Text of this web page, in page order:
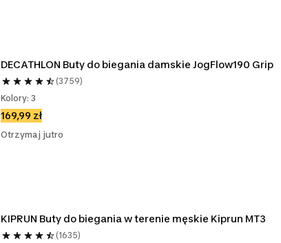
DECATHLON Buty do biegania damskie JogFlow190 Grip
(3759)
Kolory: 3
169,99 zł
Otrzymaj jutro
KIPRUN Buty do biegania w terenie męskie Kiprun MT3
(1635)